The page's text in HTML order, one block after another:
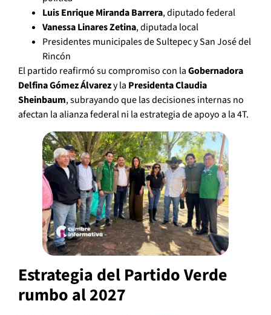
Luis Enrique Miranda Barrera, diputado federal
Vanessa Linares Zetina, diputada local
Presidentes municipales de Sultepec y San José del
Rincón
El partido reafirmó su compromiso con laGobernadora
Delfina Gómez Álvarezy la Presidenta Claudia
Sheinbaum, subrayando que las decisiones internas no
afectan la alianza federal ni la estrategia de apoyo a la 4T.
Estrategia del Partido Verde
rumbo al 2027